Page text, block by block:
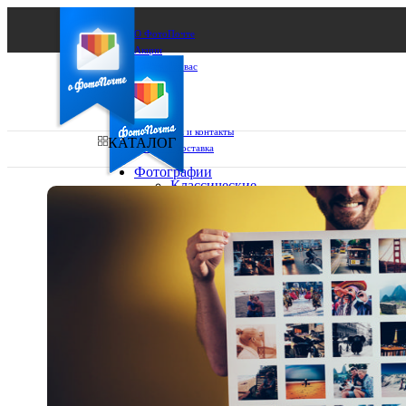
О ФотоПочте
Акции
Сделаем за вас
Бизнесу
FAQ
Франшиза
Поддержка и контакты
Оплата и доставка
Ваш регион доставки
Выберите из списка:
КАТАЛОГ
Фотографии
Классические
10х15
13х18
15х15
15х20
20х20
20х30
30х30
30х40
А4